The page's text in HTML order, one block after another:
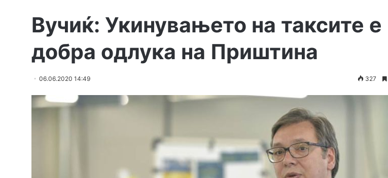
Вучиќ: Укинувањето на таксите е
добра одлука на Приштина
06.06.2020 14:49 327